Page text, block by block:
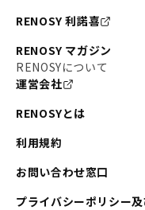
RENOSY 利諾喜
RENOSY マガジン
RENOSYについて
運営会社
RENOSYとは
利用規約
お問い合わせ窓口
プライバシーポリシー